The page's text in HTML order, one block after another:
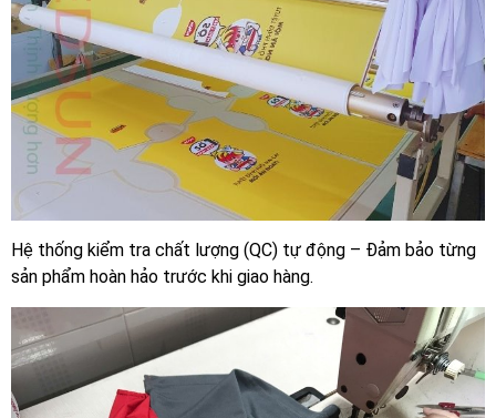
Hệ thống kiểm tra chất lượng (QC) tự động – Đảm bảo từng
sản phẩm hoàn hảo trước khi giao hàng.